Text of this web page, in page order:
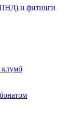
и фитинги
клумб